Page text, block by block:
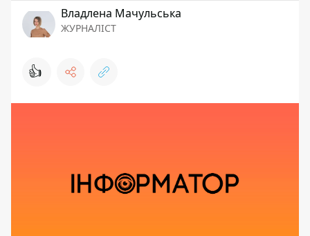
Владлена Мачульська
ЖУРНАЛІСТ
👍